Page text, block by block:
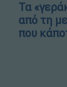
Τα
από τη
που